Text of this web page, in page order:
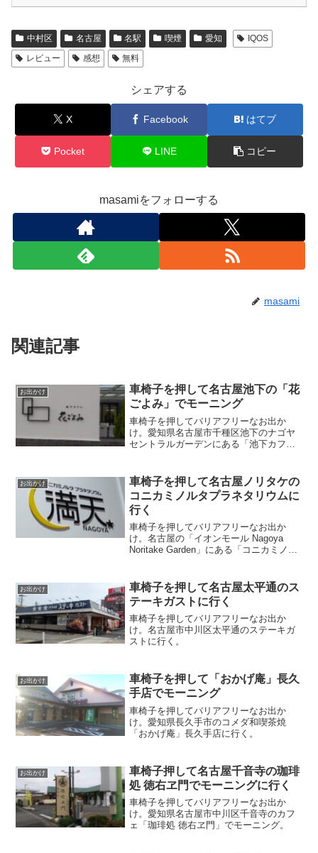
o
k
k
中村区 名古屋 名駅 喫煙 愛知
IQOS
レビュー
感想 無料
シェアする
X Facebook はてブ
Pocket LINE コピー
masamiをフォローする
masami
関連記事
お出かけ
車椅子を押して名古屋池下の「花
ごよみ」でモーニング
車椅子を押してバリアフリーなお出か
け。愛知県名古屋市千種区池下のナゴヤ
セントラルガーデンにある「池下カフェ
お出かけ
車椅子を押して名古屋ノリタケの
コニカミノルタプラネタリウムに
行く
車椅子を押してバリアフリーなお出か
け。名古屋の「イオンモール Nagoya
Noritake Garden」にある「コニカミノル
お出かけ
車椅子を押して名古屋太平通のス
テーキガストに行く
車椅子を押してバリアフリーなお出か
け。名古屋市中川区太平通のステーキガ
ストに行く。
お出かけ
車椅子を押して「おかげ庵」長久
手店でモーニング
車椅子を押してバリアフリーなお出か
け。愛知県長久手市のコメダ和喫茶焼
「おかげ庵」長久手店に行く。
お出かけ
車椅子押して名古屋千音寺の珈琲
処 徳右ヱ門でモーニングに行く
車椅子を押してバリアフリーなお出か
け。愛知県名古屋市中川区千音寺のカフ
ェ「珈琲処 徳右ヱ門」でモーニング。